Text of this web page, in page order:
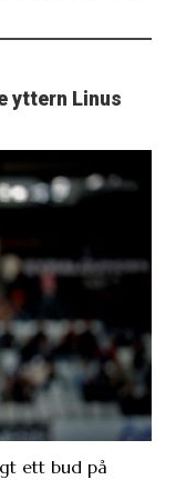
yttern Linus
ett bud på